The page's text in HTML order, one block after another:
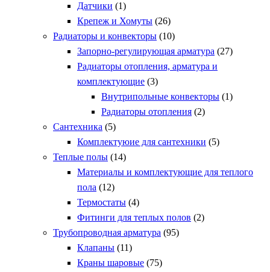
Датчики (1)
Крепеж и Хомуты (26)
Радиаторы и конвекторы (10)
Запорно-регулирующая арматура (27)
Радиаторы отопления, арматура и
комплектующие (3)
Внутрипольные конвекторы (1)
Радиаторы отопления (2)
Сантехника (5)
Комплектуюие для сантехники (5)
Теплые полы (14)
Материалы и комплектующие для теплого
пола (12)
Термостаты (4)
Фитинги для теплых полов (2)
Трубопроводная арматура (95)
Клапаны (11)
Краны шаровые (75)